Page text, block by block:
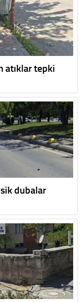
atıklar tepki
dubalar